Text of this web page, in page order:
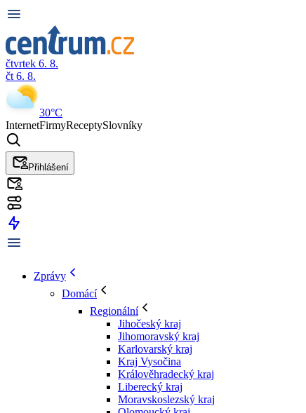
čtvrtek 6. 8.
čt 6. 8.
30°C
InternetFirmyReceptySlovníky
Přihlášení
Zprávy
Domácí
Regionální
Jihočeský kraj
Jihomoravský kraj
Karlovarský kraj
Kraj Vysočina
Králověhradecký kraj
Liberecký kraj
Moravskoslezský kraj